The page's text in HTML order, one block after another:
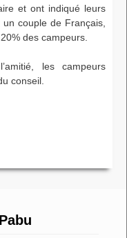
et ont indiqué leurs
couple de Français,
des campeurs.
les campeurs
conseil.